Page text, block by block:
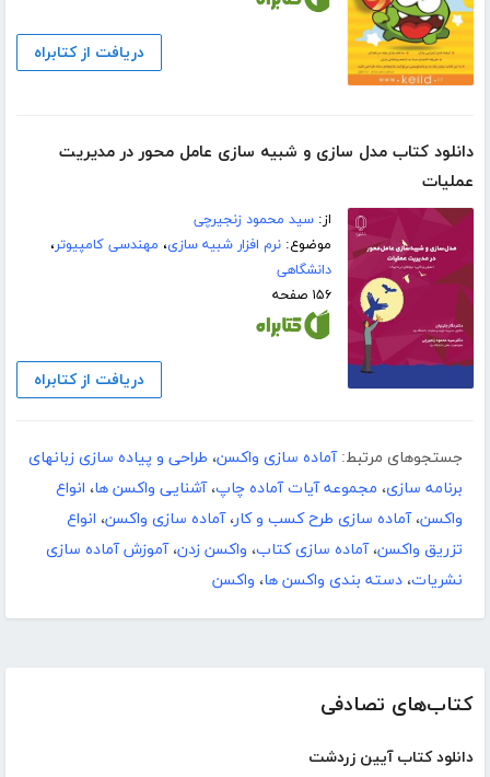
کتاب‌های تصادفی
دانلود کتاب آیین زردشت
دریافت از کتابراه
دانلود کتاب مدل سازی و شبیه سازی عامل محور در مدیریت
عملیات
از:سید محمود زنجیرچی
موضوع:نرم افزار شبیه سازی، مهندسی کامپیوتر،
دانشگاهی
۱۵۶ صفحه
دریافت از کتابراه
جستجوهای مرتبط: آماده سازی واکسن، طراحی و پیاده سازی زبانهای
برنامه سازی، مجموعه آیات آماده چاپ،آشنایی واکسن ها، انواع
واکسن،آماده سازی طرح کسب و کار،آماده سازی واکسن، انواع
تزریق واکسن،آماده سازی کتاب، واکسن زدن،آموزش آماده سازی
نشریات، دسته بندی واکسن ها، واکسن